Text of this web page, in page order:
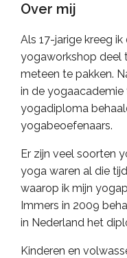
Over mij
Als 17-jarige kreeg
yogaworkshop deel
meteen te pakken.
in de yogaacademie
yogadiploma
yogabeoefenaars.
Er zijn veel soorten
yoga waren al die
waarop ik mijn
Immers in 2009
in Nederland het
Kinderen en